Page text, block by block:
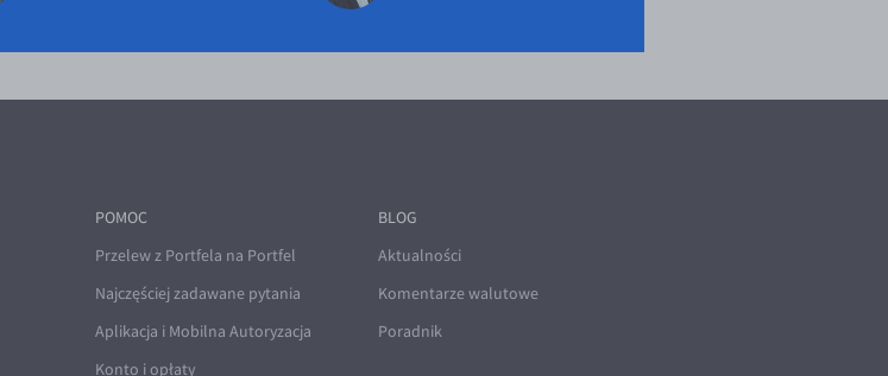
POMOC
Przelew z Portfela na Portfel
Najczęściej zadawane pytania
Aplikacja i Mobilna Autoryzacja
Konto i opłaty
BLOG
Aktualności
Komentarze walutowe
Poradnik